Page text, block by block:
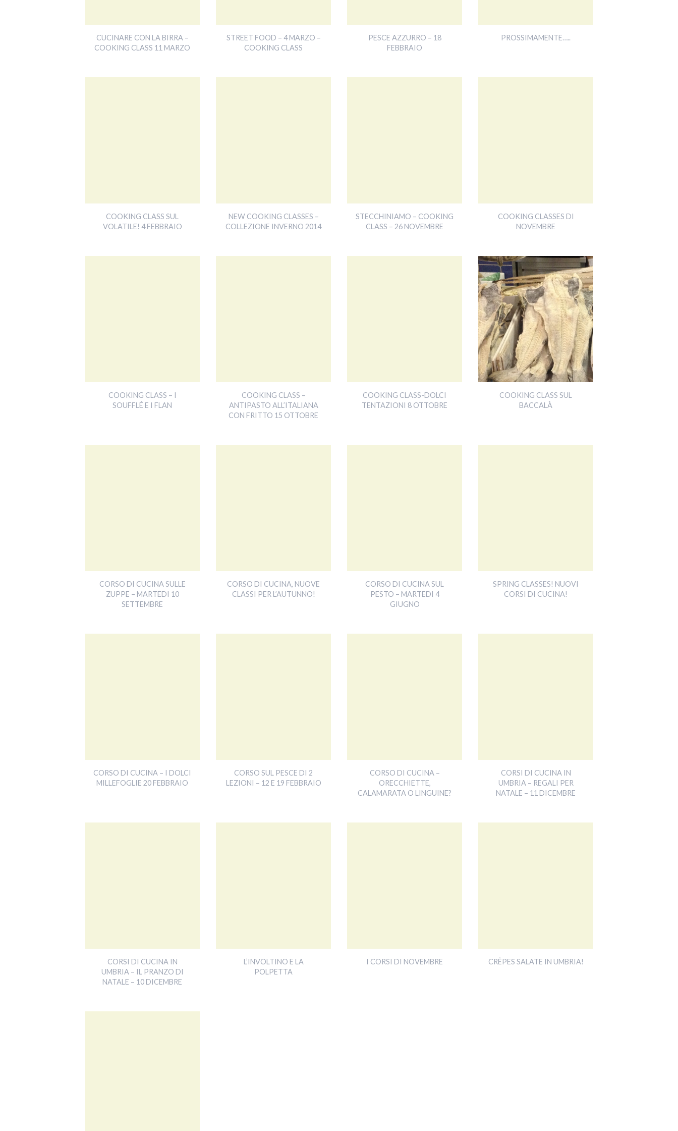
CUCINARE CON LA BIRRA –
COOKING CLASS 11 MARZO
STREET FOOD – 4 MARZO –
COOKING CLASS
PESCE AZZURRO – 18
FEBBRAIO
PROSSIMAMENTE…..
COOKING CLASS SUL
VOLATILE! 4 FEBBRAIO
NEW COOKING CLASSES –
COLLEZIONE INVERNO 2014
STECCHINIAMO – COOKING
CLASS – 26 NOVEMBRE
COOKING CLASSES DI
NOVEMBRE
COOKING CLASS – I
SOUFFLÉ E I FLAN
COOKING CLASS –
ANTIPASTO ALL’ITALIANA
CON FRITTO 15 OTTOBRE
COOKING CLASS-DOLCI
TENTAZIONI 8 OTTOBRE
COOKING CLASS SUL
BACCALÀ
CORSO DI CUCINA SULLE
ZUPPE – MARTEDI 10
SETTEMBRE
CORSO DI CUCINA, NUOVE
CLASSI PER L’AUTUNNO!
CORSO DI CUCINA SUL
PESTO – MARTEDI 4
GIUGNO
SPRING CLASSES! NUOVI
CORSI DI CUCINA!
CORSO DI CUCINA – I DOLCI
MILLEFOGLIE 20 FEBBRAIO
CORSO SUL PESCE DI 2
LEZIONI – 12 E 19 FEBBRAIO
CORSO DI CUCINA –
ORECCHIETTE,
CALAMARATA O LINGUINE?
CORSI DI CUCINA IN
UMBRIA – REGALI PER
NATALE – 11 DICEMBRE
CORSI DI CUCINA IN
UMBRIA – IL PRANZO DI
NATALE – 10 DICEMBRE
L’INVOLTINO E LA
POLPETTA
I CORSI DI NOVEMBRE CRÊPES SALATE IN UMBRIA!